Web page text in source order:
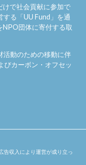
けで社会貢献に参加で
する「UU Fund 」を通
NPO団体に寄付する取
活動のための移動に伴
びカーボン・オフセッ
告収入により運営が成り立っ